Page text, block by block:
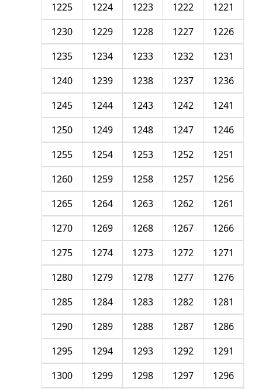
1221
1222
1223
1224
1225
1226
1227
1228
1229
1230
1231
1232
1233
1234
1235
1236
1237
1238
1239
1240
1241
1242
1243
1244
1245
1246
1247
1248
1249
1250
1251
1252
1253
1254
1255
1256
1257
1258
1259
1260
1261
1262
1263
1264
1265
1266
1267
1268
1269
1270
1271
1272
1273
1274
1275
1276
1277
1278
1279
1280
1281
1282
1283
1284
1285
1286
1287
1288
1289
1290
1291
1292
1293
1294
1295
1296
1297
1298
1299
1300